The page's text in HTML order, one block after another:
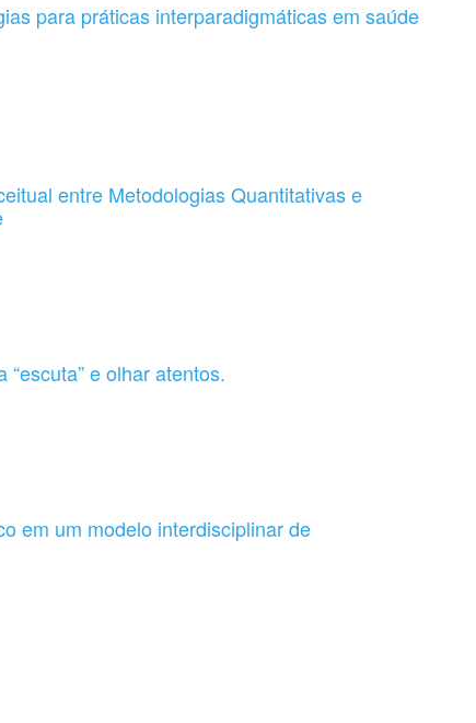
para práticas interparadigmáticas em saúde
entre Metodologias Quantitativas e
e olhar atentos.
em um modelo interdisciplinar de